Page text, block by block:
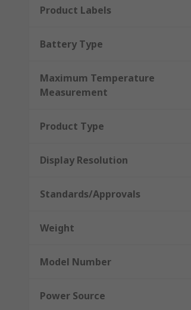
Product Labels
Battery Type
Maximum Temperature
Measurement
Product Type
Display Resolution
Standards/Approvals
Weight
Model Number
Power Source